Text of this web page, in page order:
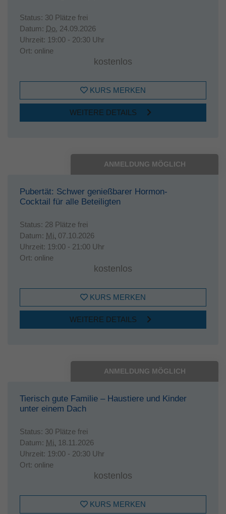
Status: 30 Plätze frei
Datum: Do. 24.09.2026
Uhrzeit: 19:00 - 20:30 Uhr
Ort: online
kostenlos
KURS MERKEN
WEITERE DETAILS
ANMELDUNG MÖGLICH
Pubertät: Schwer genießbarer Hormon-
Cocktail für alle Beteiligten
Status: 28 Plätze frei
Datum: Mi. 07.10.2026
Uhrzeit: 19:00 - 21:00 Uhr
Ort: online
kostenlos
KURS MERKEN
WEITERE DETAILS
ANMELDUNG MÖGLICH
Tierisch gute Familie – Haustiere und Kinder
unter einem Dach
Status: 30 Plätze frei
Datum: Mi. 18.11.2026
Uhrzeit: 19:00 - 20:30 Uhr
Ort: online
kostenlos
KURS MERKEN